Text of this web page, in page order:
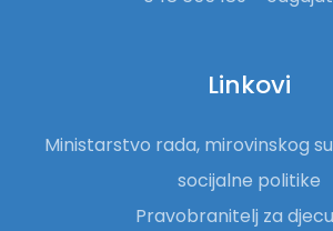
Linkovi
Ministarstvo rada, mirovinskog
socijalne politike
Pravobranitelj za djecu